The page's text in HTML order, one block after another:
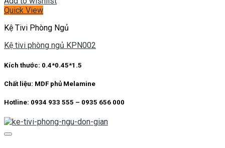
Quick View
Kệ Tivi Phòng Ngủ
Kệ tivi phòng ngủ KPN002
Kích thước: 0.4*0.45*1.5
Chất liệu: MDF phủ Melamine
Hotline: 0934 933 555 – 0935 656 000